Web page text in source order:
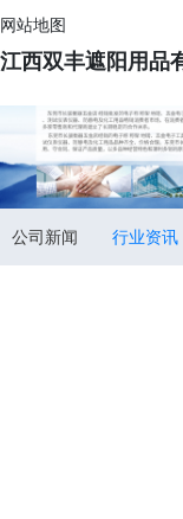
网站地图
江西双丰遮阳用品
公司新闻 行业资讯